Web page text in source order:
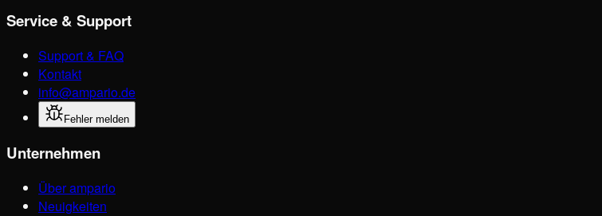
Service & Support
Support & FAQ
Kontakt
info@ampario.de
Fehler melden
Unternehmen
Über ampario
Neuigkeiten